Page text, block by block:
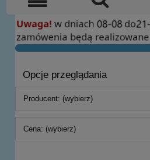
Opcje przeglądania
Producent: (wybierz)
Cena: (wybierz)